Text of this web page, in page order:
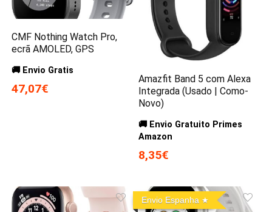
CMF Nothing Watch Pro,
ecrã AMOLED, GPS
🚚 Envio Gratis
47,07€
Amazfit Band 5 com Alexa
Integrada (Usado | Como-
Novo)
🚚 Envio Gratuito Primes
Amazon
8,35€
Envio Espanha